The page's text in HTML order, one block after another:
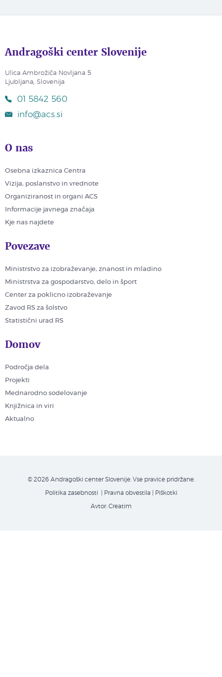
Andragoški center Slovenije
Ulica Ambrožiča Novljana 5
Ljubljana, Slovenija
01 5842 560
info@acs.si
O nas
Osebna izkaznica Centra
Vizija, poslanstvo in vrednote
Organiziranost in organi ACS
Informacije javnega značaja
Kje nas najdete
Povezave
Ministrstvo za izobraževanje, znanost in mladino
Ministrstva za gospodarstvo, delo in šport
Center za poklicno izobraževanje
Zavod RS za šolstvo
Statistični urad RS
Domov
Področja dela
Projekti
Mednarodno sodelovanje
Knjižnica in viri
Aktualno
© 2026 Andragoški center Slovenije. Vse pravice pridržane.
Politika zasebnosti | Pravna obvestila Piškotki
Avtor: Creatim